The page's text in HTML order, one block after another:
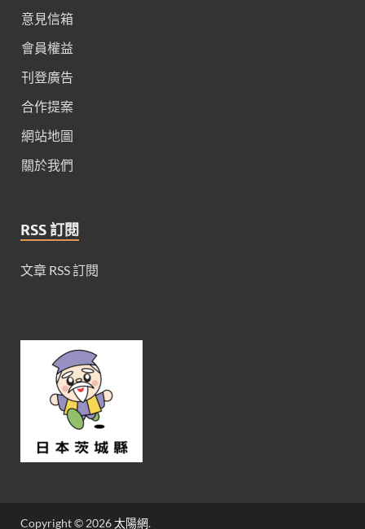
意見信箱
會員權益
刊登廣告
合作提案
網站地圖
關於我們
RSS 訂閱
文章 RSS 訂閱
Copyright © 2026太陽網.